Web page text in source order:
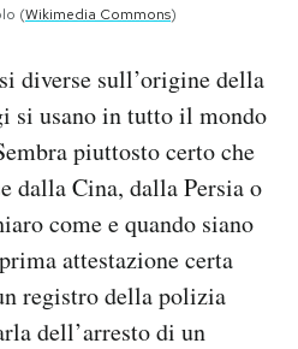
(Wikimedia Commons)
diverse sull’origine della
si usano in tutto il mondo
piuttosto certo che
dalla Cina, dalla Persia o
come e quando siano
attestazione certa
registro della polizia
dell’arresto di un